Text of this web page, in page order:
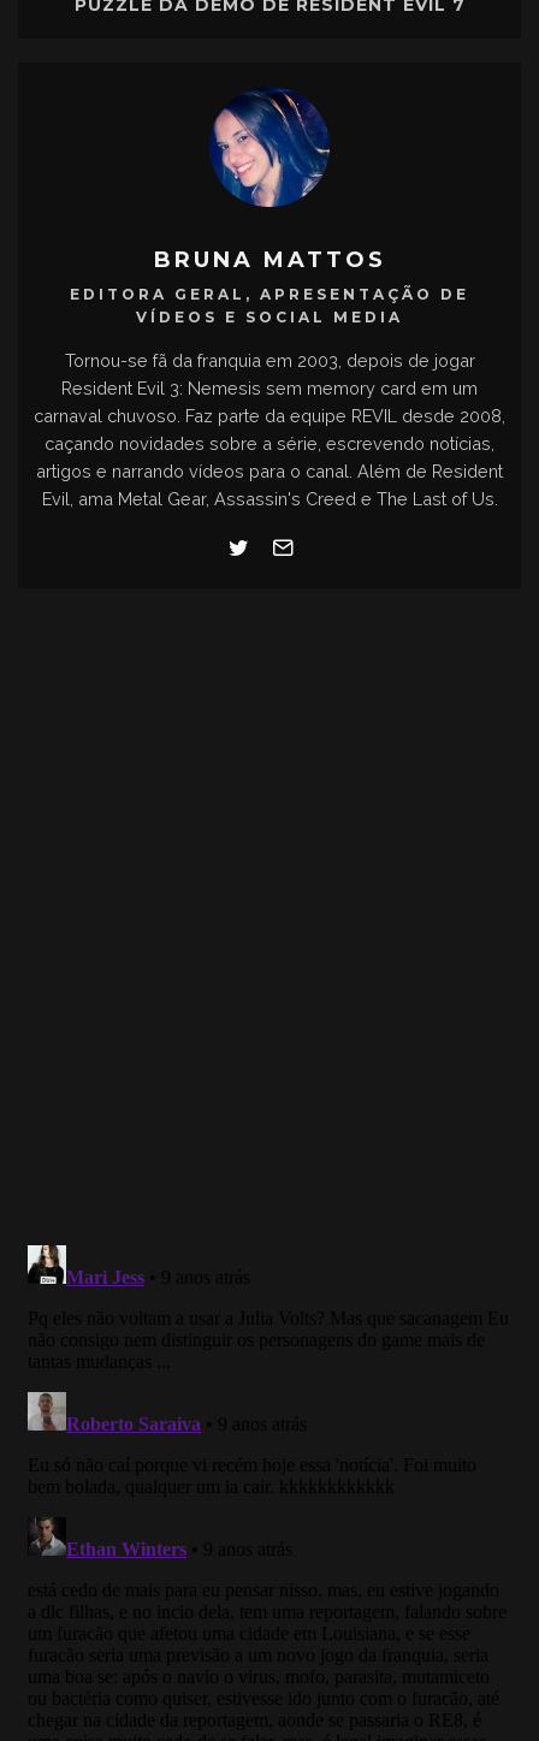
PUZZLE DA DEMO DE RESIDENT EVIL 7
BRUNA MATTOS
EDITORA GERAL, APRESENTAÇÃO DE
VÍDEOS E SOCIAL MEDIA
Tornou-se fã da franquia em 2003, depois de jogar
Resident Evil 3: Nemesis sem memory card em um
carnaval chuvoso. Faz parte da equipe REVIL desde 2008,
caçando novidades sobre a série, escrevendo notícias,
artigos e narrando vídeos para o canal. Além de Resident
Evil, ama Metal Gear, Assassin's Creed e The Last of Us.